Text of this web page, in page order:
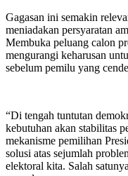
Gagasan ini semakin
meniadakan persyaratan
Membuka peluang calon
mengurangi keharusan
sebelum pemilu yang
“Di tengah tuntutan
kebutuhan akan stabilitas
mekanisme pemilihan
solusi atas sejumlah
elektoral kita. Salah